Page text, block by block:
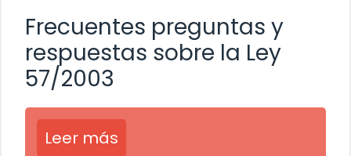
Frecuentes preguntas y
respuestas sobre la Ley
57/2003
Leer más